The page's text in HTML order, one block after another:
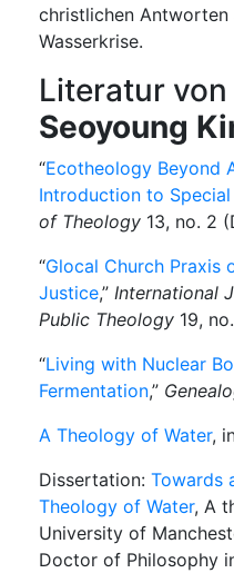
christlichen
Wasserkrise.
Literatur von
Seoyoung
“Ecotheology Beyond
Introduction to Special
of Theology 13, no. 2
“Glocal Church Praxis
Justice,” International
Public Theology 19,
“Living with Nuclear
Fermentation,”
A Theology of Water,
Dissertation: Towards
Theology of Water, A
University of
Doctor of Philosophy